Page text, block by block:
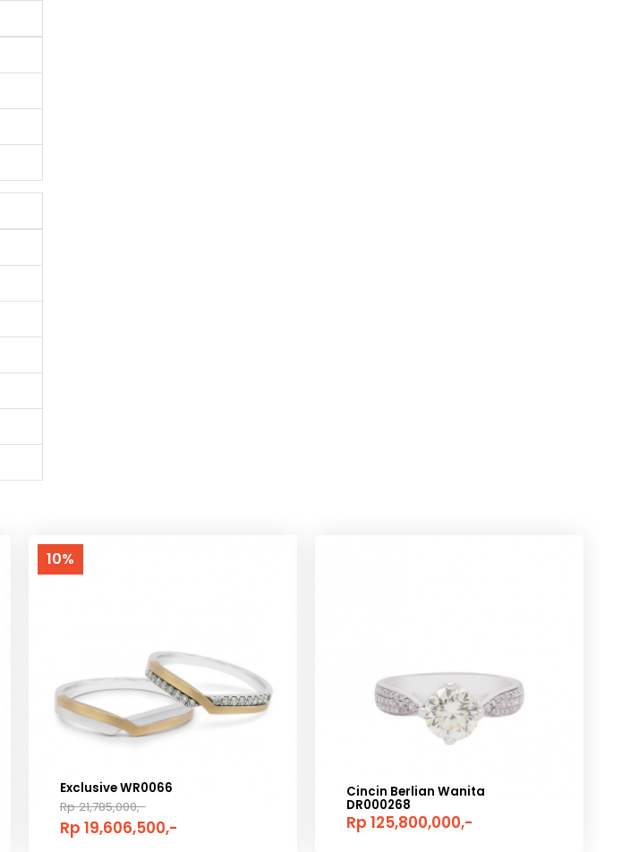
10%
Exclusive WR0066
Rp 21,785,000,-
Rp 19,606,500,-
Cincin Berlian Wanita
DR000268
Rp 125,800,000,-